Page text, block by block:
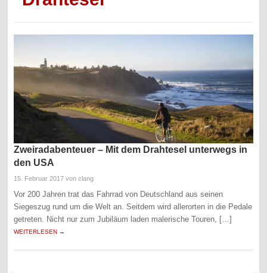
Zweiradabenteuer – Mit dem Drahtesel unterwegs in
den USA
15. Februar 2017 von clang
Vor 200 Jahren trat das Fahrrad von Deutschland aus seinen
Siegeszug rund um die Welt an. Seitdem wird allerorten in die Pedale
getreten. Nicht nur zum Jubiläum laden malerische Touren, […]
WEITERLESEN →